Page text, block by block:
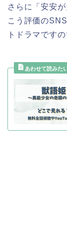
さらに「安安
こう評価の
トドラマです